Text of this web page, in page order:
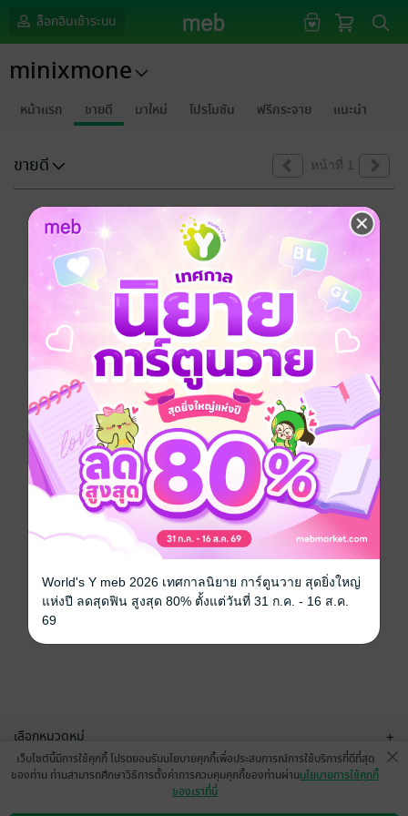
ล็อกอินเข้าระบบ
minixmone
หน้าแรก ขายดี มาใหม่ โปรโมชัน ฟรีกระจาย แนะนำ
ขายดี หน้าที่ 1
ขออภัยด้วยนะคะ
ไม่พบข้อมูลในหัวข้อที่คุณกำลังชมค่ะ
เลือกหมวดหมู่ +
บริการช่วยเหลือ
เว็บไซต์นี้มีการใช้คุกกี้ โปรดยอมรับนโยบายคุกกี้เพื่อประสบการณ์การใช้บริการที่ดีที่สุด
ของท่าน ท่านสามารถศึกษาวิธีการตั้งค่าการควบคุมคุกกี้ของท่านผ่านนโยบายการใช้คุกกี้
ของเราที่นี่
World's Y meb 2026 เทศกาลนิยาย การ์ตูนวาย สุดยิ่งใหญ่
แห่งปี ลดสุดฟิน สูงสุด 80% ตั้งแต่วันที่ 31 ก.ค. - 16 ส.ค.
69